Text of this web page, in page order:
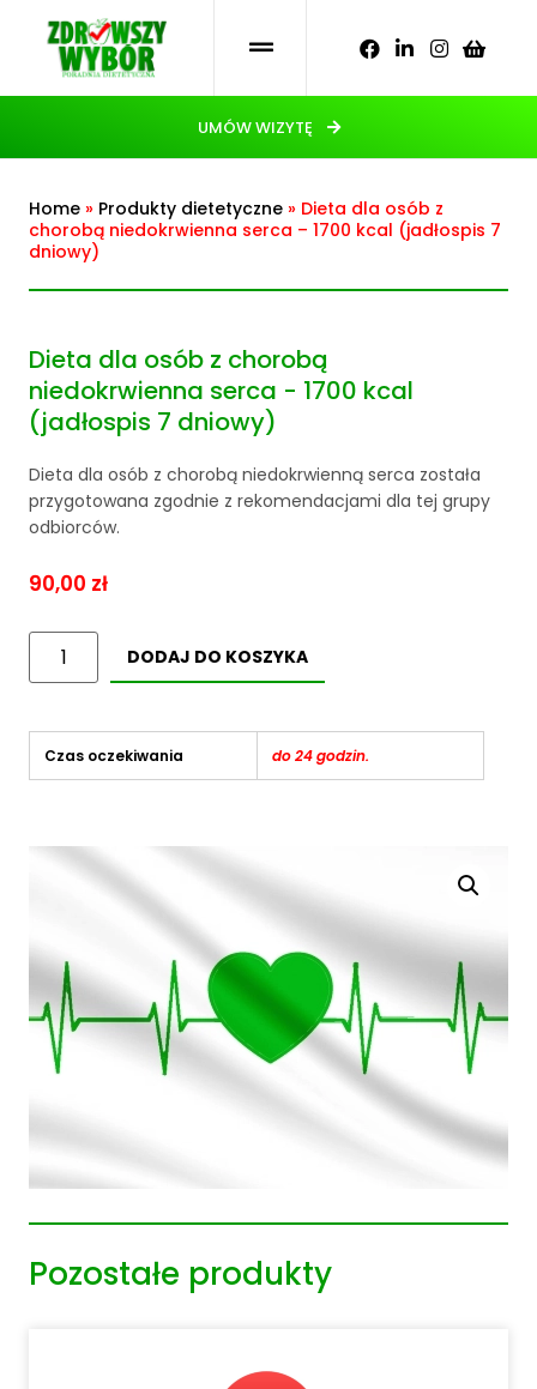
UMÓW WIZYTĘ
Home » Produkty dietetyczne » Dieta dla osób z
chorobą niedokrwienna serca – 1700 kcal (jadłospis 7
dniowy)
Dieta dla osób z chorobą
niedokrwienna serca - 1700 kcal
(jadłospis 7 dniowy)
Dieta dla osób z chorobą niedokrwienną serca została
przygotowana zgodnie z rekomendacjami dla tej grupy
odbiorców.
90,00 zł
DODAJ DO KOSZYKA
Czas oczekiwania do 24 godzin.
Pozostałe produkty